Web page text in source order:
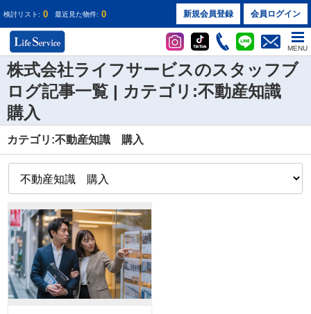
検討リスト: 0 最近見た物件: 0 新規会員登録 会員ログイン
MENU
株式会社ライフサービスのスタッフブ
ログ記事一覧 | カテゴリ:不動産知識
購入
カテゴリ:不動産知識 購入